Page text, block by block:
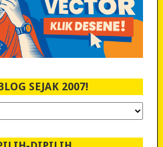
SEJAK 2007!